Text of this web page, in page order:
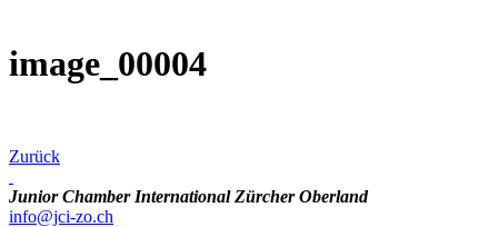
image_00004
Zurück
Junior Chamber International Zürcher Oberland
info@jci-zo.ch